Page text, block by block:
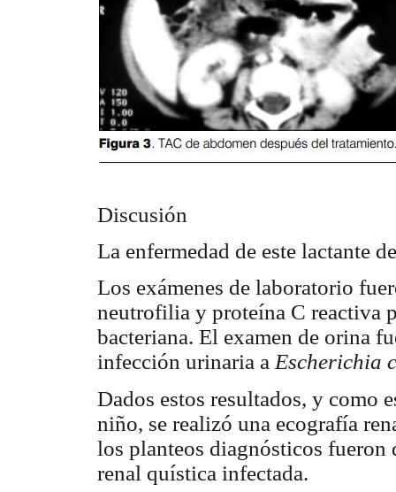
Discusión
La enfermedad de este lactante
Los exámenes de laboratorio
neutrofilia y proteína C reactiva
bacteriana. El examen de orina
infección urinaria aEscherichia
Dados estos resultados, y como
niño, se realizó una ecografía
los planteos diagnósticos fueron
renal quística infectada.